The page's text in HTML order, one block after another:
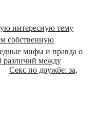
интересную тему
собственную
мифы и правда о
различий между
Секс по дружбе: за,